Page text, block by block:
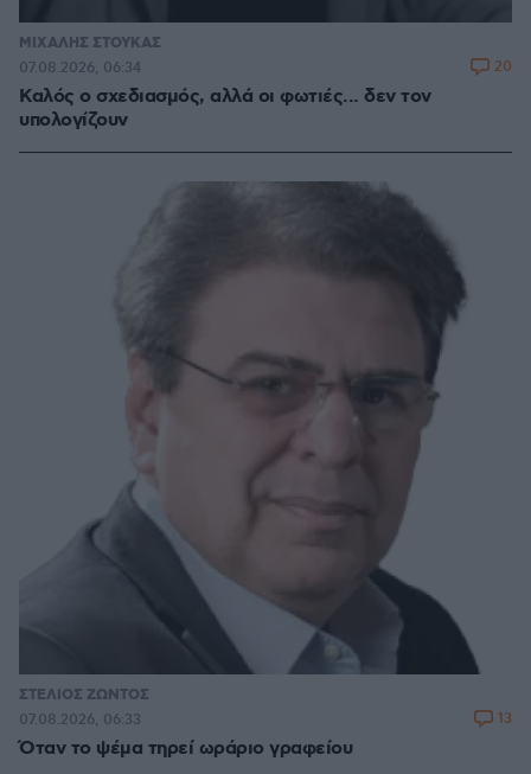
ΜΙΧΑΛΗΣ ΣΤΟΥΚΑΣ
Καλός ο σχεδιασμός, αλλά οι φωτιές... δεν τον
υπολογίζουν
07.08.2026, 06:34 20
ΣΤΕΛΙΟΣ ΖΩΝΤΟΣ
Όταν το ψέμα τηρεί ωράριο γραφείου
07.08.2026, 06:33 13